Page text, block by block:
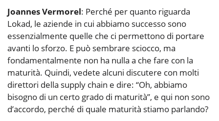
Joannes Vermorel: Perché per quanto riguarda
Lokad, le aziende in cui abbiamo successo sono
essenzialmente quelle che ci permettono di portare
avanti lo sforzo. E può sembrare sciocco, ma
fondamentalmente non ha nulla a che fare con la
maturità. Quindi, vedete alcuni discutere con molti
direttori della supply chain e dire: “Oh, abbiamo
bisogno di un certo grado di maturità”, e qui non sono
d’accordo, perché di quale maturità stiamo parlando?